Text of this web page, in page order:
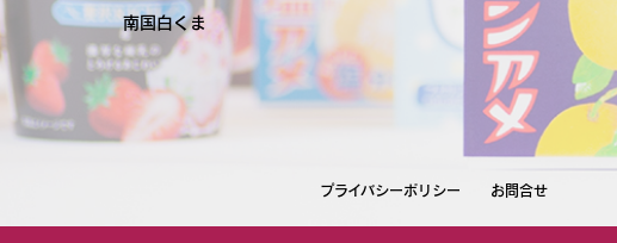
南国白くま
プライバシーポリシー お問合せ